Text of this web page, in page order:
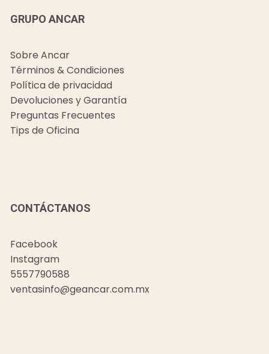
GRUPO ANCAR
Sobre Ancar
Términos & Condiciones
Política de privacidad
Devoluciones y Garantía
Preguntas Frecuentes
Tips de Oficina
CONTÁCTANOS
Facebook
Instagram
5557790588
ventasinfo@geancar.com.mx